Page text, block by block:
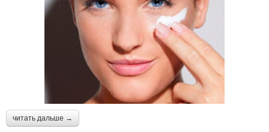
читать дальше →